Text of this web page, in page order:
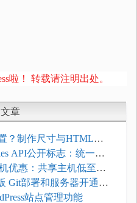
啦！ 转载请注明出处。
章
？制作尺寸与HTML添
API公开标志：统一支
代理
优惠：共享主机低至
步折扣
Git部署和服务器开通更
站点管理功能